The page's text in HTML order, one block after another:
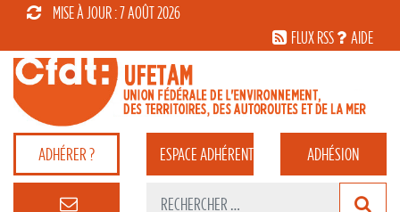
MISE À JOUR : 7 AOÛT 2026
FLUX RSS
AIDE
ADHÉRER ? ESPACEADHÉRENT ADHÉSION